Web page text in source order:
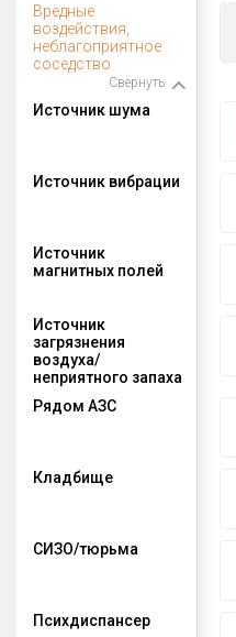
Вредные
воздействия,
неблагоприятное
соседство
Свернуть
Источник шума
Источник вибрации
Источник
магнитных полей
Источник
загрязнения
воздуха/
неприятного запаха
Рядом АЗС
Кладбище
СИЗО/тюрьма
Психдиспансер